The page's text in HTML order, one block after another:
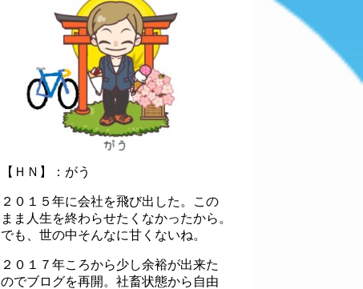
【ＨＮ】：がう
２０１５年に会社を飛び出した。この
まま人生を終わらせたくなかったから。
でも、世の中そんなに甘くないね。
２０１７年ころから少し余裕が出来た
のでブログを再開。社畜状態から自由